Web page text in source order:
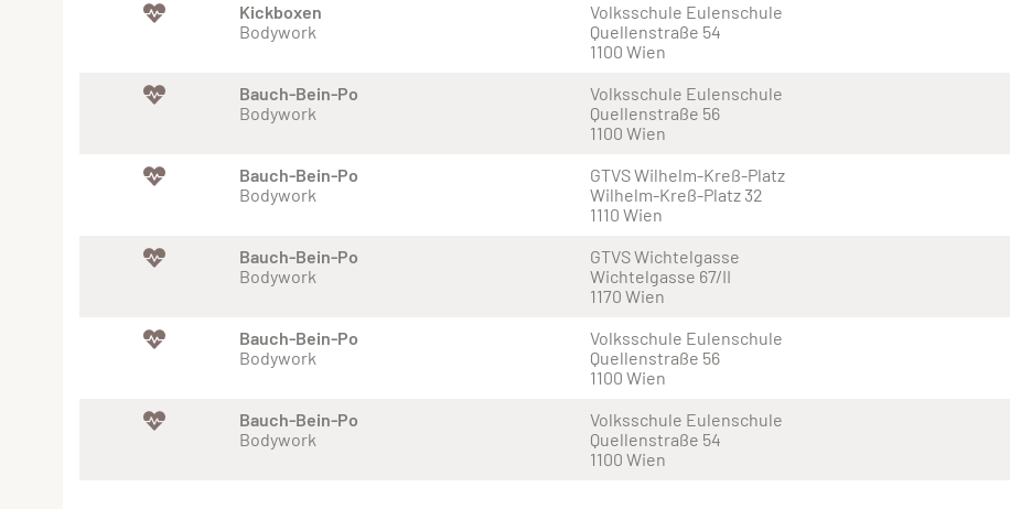
Kickboxen
Bodywork
Volksschule Eulenschule
Quellenstraße 54
1100 Wien
Bauch-Bein-Po
Bodywork
Volksschule Eulenschule
Quellenstraße 56
1100 Wien
Bauch-Bein-Po
Bodywork
GTVS Wilhelm-Kreß-Platz
Wilhelm-Kreß-Platz 32
1110 Wien
Bauch-Bein-Po
Bodywork
GTVS Wichtelgasse
Wichtelgasse 67/II
1170 Wien
Bauch-Bein-Po
Bodywork
Volksschule Eulenschule
Quellenstraße 56
1100 Wien
Bauch-Bein-Po
Bodywork
Volksschule Eulenschule
Quellenstraße 54
1100 Wien